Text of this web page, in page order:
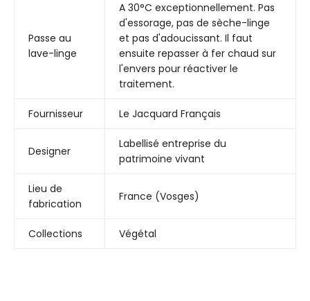
Passe au
lave-linge
A 30°C exceptionnellement. Pas
d'essorage, pas de sèche-linge
et pas d'adoucissant. Il faut
ensuite repasser à fer chaud sur
l'envers pour réactiver le
traitement.
Fournisseur Le Jacquard Français
Designer
Labellisé entreprise du
patrimoine vivant
Lieu de
fabrication
France (Vosges)
Collections Végétal